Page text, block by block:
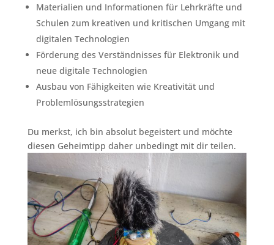
Materialien und Informationen für Lehrkräfte und
Schulen zum kreativen und kritischen Umgang mit
digitalen Technologien
Förderung des Verständnisses für Elektronik und
neue digitale Technologien
Ausbau von Fähigkeiten wie Kreativität und
Problemlösungsstrategien
Du merkst, ich bin absolut begeistert und möchte
diesen Geheimtipp daher unbedingt mit dir teilen.